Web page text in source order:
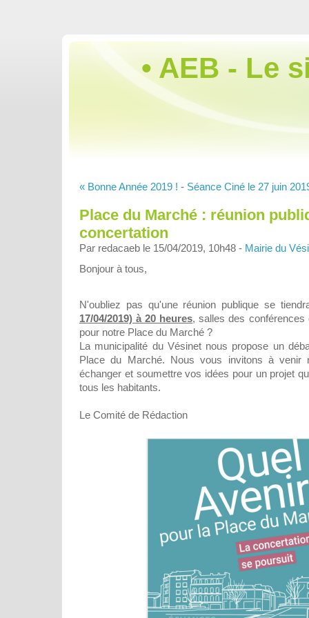
• AEB - Le
« Bonne Année 2019 ! - Séance Ciné le 27 juin
Place du Marché : réunion
concertation
Par redacaeb le 15/04/2019, 10h48 - Mairie du
Bonjour à tous,
N'oubliez pas qu'une réunion publique se
17/04/2019) à 20 heures, salles des
pour notre Place du Marché ?
La municipalité du Vésinet nous propose un
Place du Marché. Nous vous invitons à venir
échanger et soumettre vos idées pour un projet
tous les habitants.
Le Comité de Rédaction